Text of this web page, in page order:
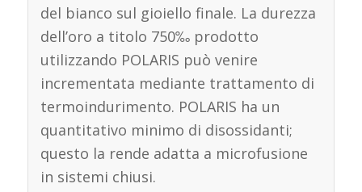
del bianco sul gioiello finale. La durezza
dell’oro a titolo 750‰ prodotto
utilizzando POLARIS può venire
incrementata mediante trattamento di
termoindurimento. POLARIS ha un
quantitativo minimo di disossidanti;
questo la rende adatta a microfusione
in sistemi chiusi.